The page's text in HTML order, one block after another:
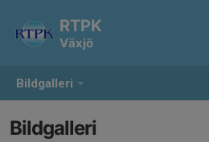
Bildgalleri
RTPK
Växjö
Bildgalleri